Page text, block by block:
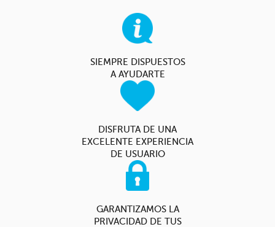
SIEMPRE DISPUESTOS
A AYUDARTE
DISFRUTA DE UNA
EXCELENTE EXPERIENCIA
DE USUARIO
GARANTIZAMOS LA
PRIVACIDAD DE TUS